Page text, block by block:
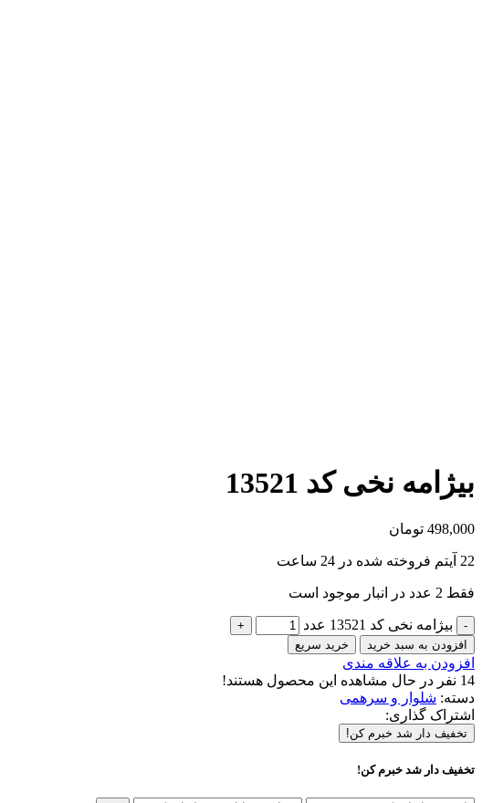
بیژامه نخی کد 13521
498,000 تومان
22 آیتم فروخته شده در 24 ساعت
فقط 2 عدد در انبار موجود است
بیژامه نخی کد 13521 عدد
افزودن به سبد خرید خرید سریع
افزودن به علاقه مندی
14 نفر در حال مشاهده این محصول هستند!
دسته: شلوار و سرهمی
اشتراک گذاری:
تخفیف دار شد خبرم کن!
تخفیف دار شد خبرم کن!